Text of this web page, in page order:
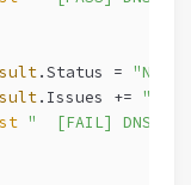
.Status =
.Issues +=
"  [FAIL] DNS 解